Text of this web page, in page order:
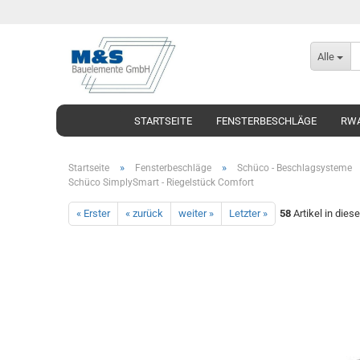
Alle
STARTSEITE FENSTERBESCHLÄGE
Startseite » Fensterbeschläge » Schüco - Beschlagsysteme
Schüco SimplySmart - Riegelstück Comfort
« Erster « zurück weiter » Letzter » 58Artikel in